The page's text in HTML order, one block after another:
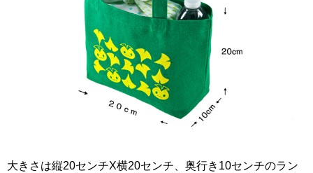
大きさは縦20センチX横20センチ、奥行き10センチのラン